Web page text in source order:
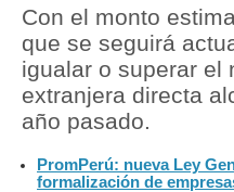
Política
Tu Dinero
Finanzas Personales
Plus G
Con el monto
que se seguirá
igualar o superar el
extranjera directa
año pasado.
PromPerú: nueva Ley
formalización de